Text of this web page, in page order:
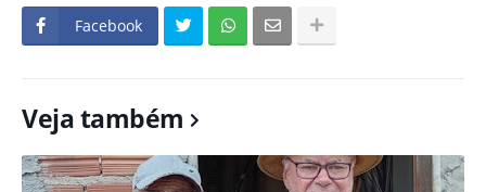
Facebook
Veja também